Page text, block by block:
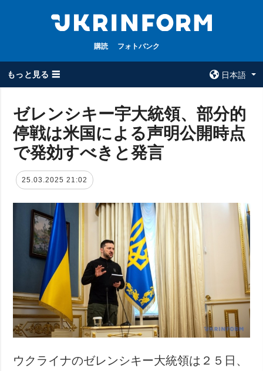
購読 フォトバンク
もっと見る ☰
日本語
全てのトピック
戦争
政治
経済・復興
防衛
社会・文化
スポーツ
犯罪
事故・緊急事態
ウクルインフォ
ルム
ウクルインフォル
追加
特集
インタビュー
サービス
購読
フォトバンク
ゼレンシキー宇大統領、部分的
停戦は米国による声明公開時点
で発効すべきと発言
25.03.2025 21:02
ウクライナのゼレンシキー大統領は２５日、